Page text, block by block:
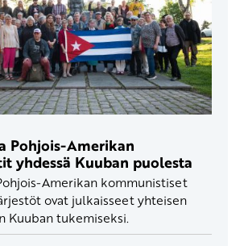
Pohjois-Amerikan
yhdessä Kuuban puolesta
Amerikan kommunistiset
ovat julkaisseet yhteisen
Kuuban tukemiseksi.